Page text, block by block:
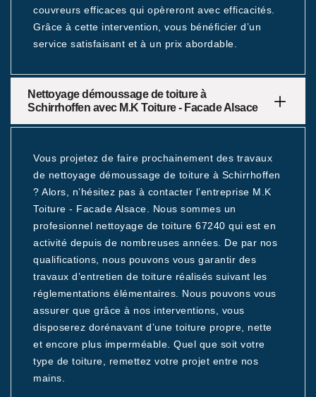
couvreurs efficaces qui opèreront avec efficacités.
Grâce à cette intervention, vous bénéficier d’un
service satisfaisant et à un prix abordable.
Nettoyage démoussage de toiture à
Schirrhoffen avec M.K Toiture - Facade Alsace
Vous projetez de faire prochainement des travaux
de nettoyage démoussage de toiture à Schirrhoffen
? Alors, n’hésitez pas à contacter l’entreprise M.K
Toiture - Facade Alsace. Nous sommes un
profesionnel nettoyage de toiture 67240 qui est en
activité depuis de nombreuses années. De par nos
qualifications, nous pouvons vous garantir des
travaux d’entretien de toiture réalisés suivant les
réglementations élémentaires. Nous pouvons vous
assurer que grâce à nos interventions, vous
disposerez dorénavant d’une toiture propre, nette
et encore plus imperméable. Quel que soit votre
type de toiture, remettez votre projet entre nos
mains.